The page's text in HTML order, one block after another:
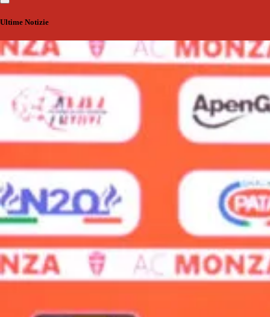
Ultime Notizie